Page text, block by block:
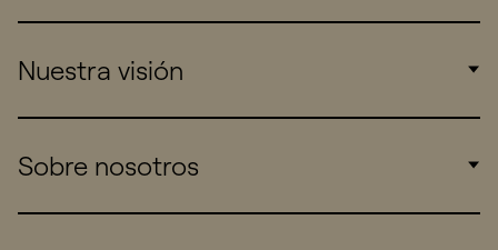
Consumers
Startups
Nuestra visión
Work
Sobre nosotros